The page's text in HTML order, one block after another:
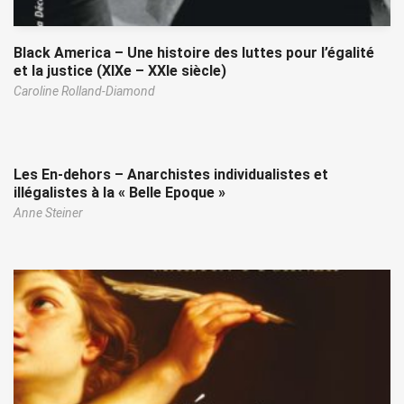
Black America – Une histoire des luttes pour l’égalité
et la justice (XIXe – XXIe siècle)
Caroline Rolland-Diamond
Les En-dehors – Anarchistes individualistes et
illégalistes à la « Belle Epoque »
Anne Steiner